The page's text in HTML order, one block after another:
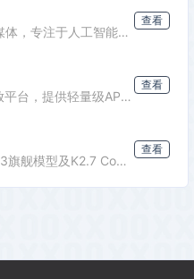
量子位是国内知名的科技媒体，专注于人工智能领域，提供最新AI资讯、行业分析和深度报道，是了解AI发展的重要窗口。
查看
专注于对话式AI服务的开放平台，提供轻量级API接口，支持多轮对话、文本生成等功能，适合需要快速集成对话能力的开发者。
查看
Kimi官方开放平台，提供K3旗舰模型及K2.7 Code编程模型API，支持1M token上下文、联网搜索及代码执行，助力开发者高效构建智能应用。
查看